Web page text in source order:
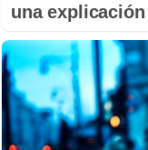
una explicación